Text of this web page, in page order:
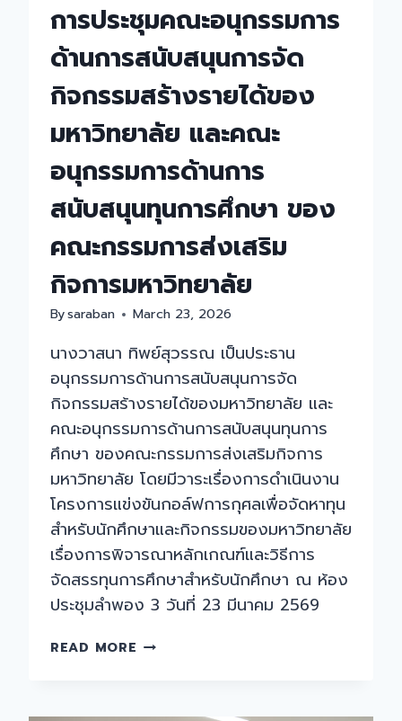
สุขภาพ
บุคลากร
ประจำ
2569
การประชุมคณะอนุกรรมการ
ด้านการสนับสนุนการจัด
กิจกรรมสร้างรายได้ของ
มหาวิทยาลัย และคณะ
อนุกรรมการด้านการ
สนับสนุนทุนการศึกษา ของ
คณะกรรมการส่งเสริม
กิจการมหาวิทยาลัย
Bysaraban March 23, 2026
นางวาสนา ทิพย์สุวรรณ เป็นประธาน
อนุกรรมการด้านการสนับสนุนการจัด
กิจกรรมสร้างรายได้ของมหาวิทยาลัย และ
คณะอนุกรรมการด้านการสนับสนุนทุนการ
ศึกษา ของคณะกรรมการส่งเสริมกิจการ
มหาวิทยาลัย โดยมีวาระเรื่องการดำเนินงาน
โครงการแข่งขันกอล์ฟการกุศลเพื่อจัดหาทุน
สำหรับนักศึกษาและกิจกรรมของมหาวิทยาลัย
เรื่องการพิจารณาหลักเกณฑ์และวิธีการ
จัดสรรทุนการศึกษาสำหรับนักศึกษา ณ ห้อง
ประชุมลำพอง 3 วันที่ 23 มีนาคม 2569
READ MORE การ